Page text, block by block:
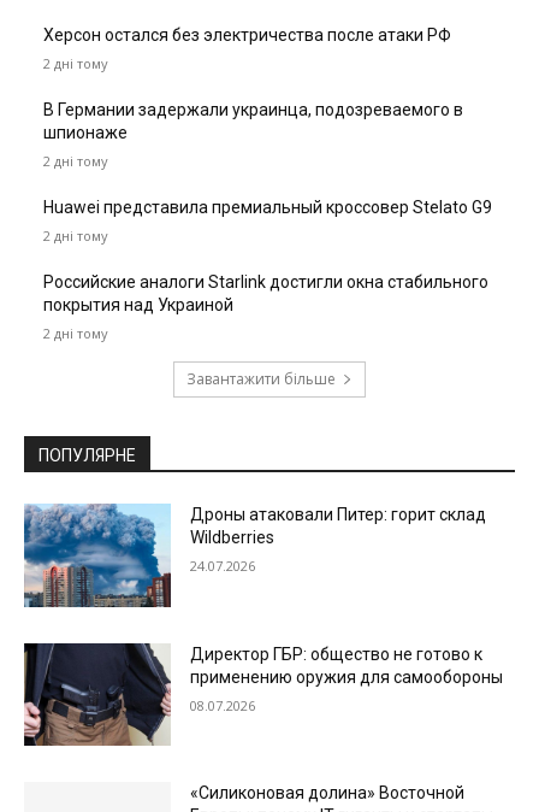
Херсон остался без электричества после атаки РФ
2 дні тому
В Германии задержали украинца, подозреваемого в
шпионаже
2 дні тому
Huawei представила премиальный кроссовер Stelato G9
2 дні тому
Российские аналоги Starlink достигли окна стабильного
покрытия над Украиной
2 дні тому
Завантажити більше
ПОПУЛЯРНЕ
Дроны атаковали Питер: горит склад
Wildberries
24.07.2026
Директор ГБР: общество не готово к
применению оружия для самообороны
08.07.2026
«Силиконовая долина» Восточной